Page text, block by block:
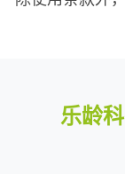
乐龄